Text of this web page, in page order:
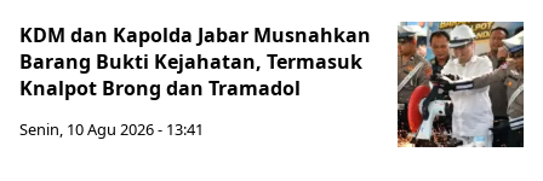
KDM dan Kapolda Jabar Musnahkan
Barang Bukti Kejahatan, Termasuk
Knalpot Brong dan Tramadol
Senin, 10 Agu 2026 - 13:41